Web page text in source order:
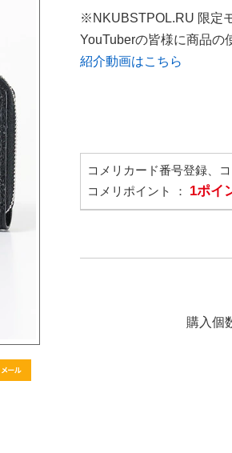
※NKUBSTPOL.RU 限定
YouTuberの皆様に商品の
紹介動画はこちら
コメリカード番号登録、
コメリポイント ： 1ポイ
購入個